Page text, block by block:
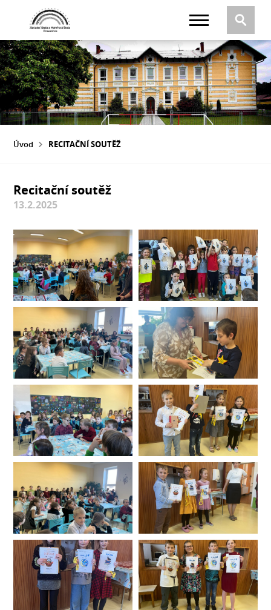
Úvod RECITAČNÍ SOUTĚŽ
Recitační soutěž
13.2.2025